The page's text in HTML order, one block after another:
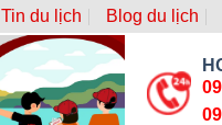
Tin du lịch Blog du lịch